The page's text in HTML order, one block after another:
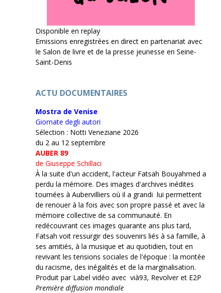
Disponible en replay
Emissions enregistrées en direct en partenariat avec
le Salon de livre et de la presse jeunesse en Seine-
Saint-Denis
ACTU DOCUMENTAIRES
Mostra de Venise
Giornate degli autori
Sélection : Notti Veneziane 2026
du 2 au 12 septembre
AUBER 89
de Giuseppe Schillaci
À la suite d'un accident, l'acteur Fatsah Bouyahmed a
perdu la mémoire. Des images d'archives inédites
tournées à Aubervilliers où il a grandi lui permettent
de renouer à la fois avec son propre passé et avec la
mémoire collective de sa communauté. En
redécouvrant ces images quarante ans plus tard,
Fatsah voit ressurgir des souvenirs liés à sa famille, à
ses amitiés, à la musique et au quotidien, tout en
revivant les tensions sociales de l'époque : la montée
du racisme, des inégalités et de la marginalisation.
Produit par Label vidéo avec vià93, Revolver et E2P
Première diffusion mondiale